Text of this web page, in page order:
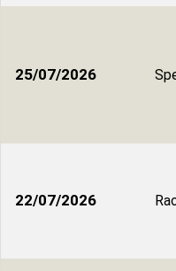
25/07/2026
22/07/2026